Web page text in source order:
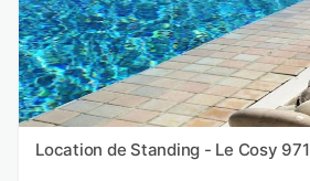
Location de Standing - Le Cosy 971